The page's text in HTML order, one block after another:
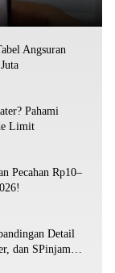
Angsuran
Pahami
Limit
Pecahan Rp10–
Detail
dan SPinjam